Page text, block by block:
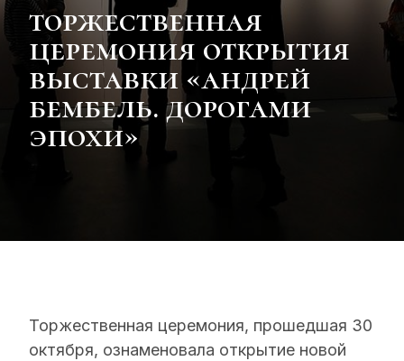
торжественная
церемония открытия
выставки «андрей
бембель. дорогами
эпохи»
Торжественная церемония, прошедшая 30
октября, ознаменовала открытие новой